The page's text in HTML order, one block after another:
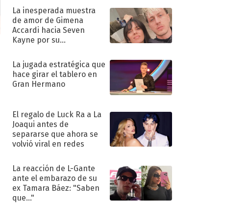
La inesperada muestra
de amor de Gimena
Accardi hacia Seven
Kayne por su
La jugada estratégica que
hace girar el tablero en
Gran Hermano
El regalo de Luck Ra a La
Joaqui antes de
separarse que ahora se
volvió viral en redes
La reacción de L-Gante
ante el embarazo de su
ex Tamara Báez: "Saben
que..."